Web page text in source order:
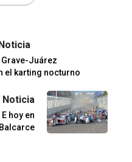
Juárez
el karting nocturno
hoy en
Balcarce